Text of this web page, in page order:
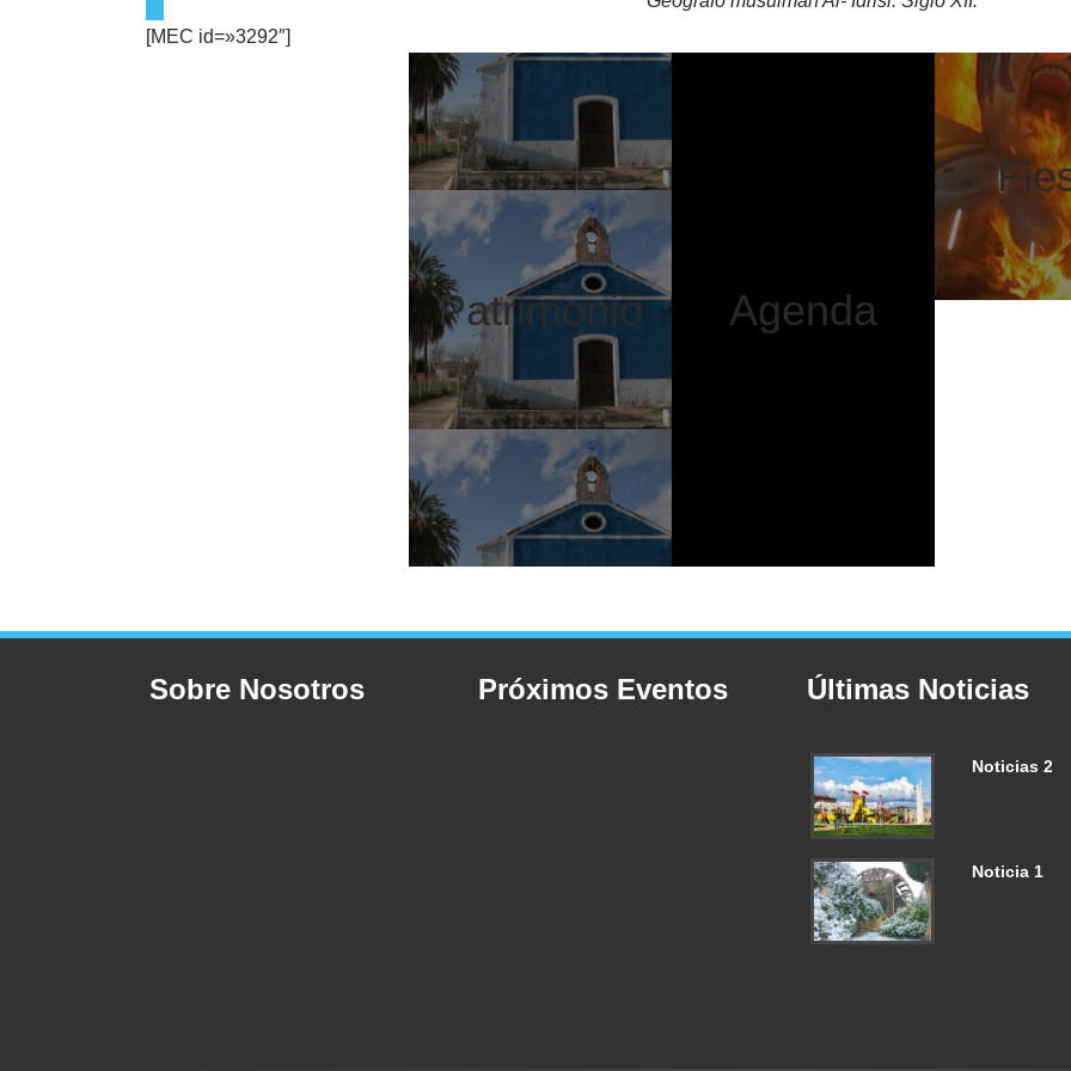
[MEC id=»3292″]
Patrimonio Agenda
Sobre Nosotros Próximos Eventos Últimas Noticias
Noticias 2
Noticia 1